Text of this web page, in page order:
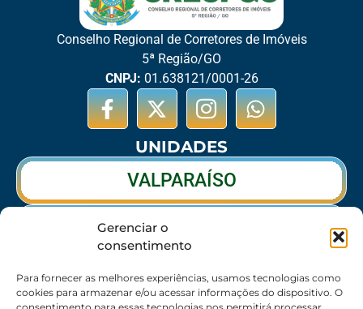
Gerenciar o
consentimento
Para fornecer as melhores experiências, usamos tecnologias como
cookies para armazenar e/ou acessar informações do dispositivo. O
Conselho Regional de Corretores de Imóveis
5ª Região/GO
CNPJ: 01.638121/0001-26
UNIDADES
VALPARAÍSO
RIO VERDE
CALDAS NOVAS